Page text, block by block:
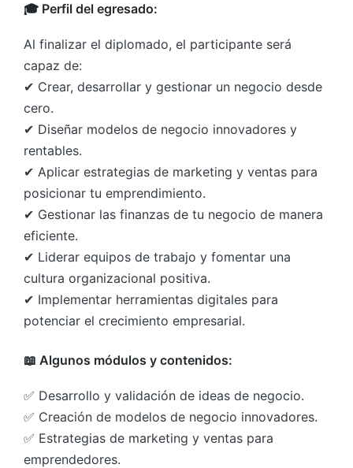
🎓 Perfil del egresado:
Al finalizar el diplomado, el participante será
capaz de:
✔ Crear, desarrollar y gestionar un negocio desde
cero.
✔ Diseñar modelos de negocio innovadores y
rentables.
✔ Aplicar estrategias de marketing y ventas para
posicionar tu emprendimiento.
✔ Gestionar las finanzas de tu negocio de manera
eficiente.
✔ Liderar equipos de trabajo y fomentar una
cultura organizacional positiva.
✔ Implementar herramientas digitales para
potenciar el crecimiento empresarial.
📖 Algunos módulos y contenidos:
✅ Desarrollo y validación de ideas de negocio.
✅ Creación de modelos de negocio innovadores.
✅ Estrategias de marketing y ventas para
emprendedores.